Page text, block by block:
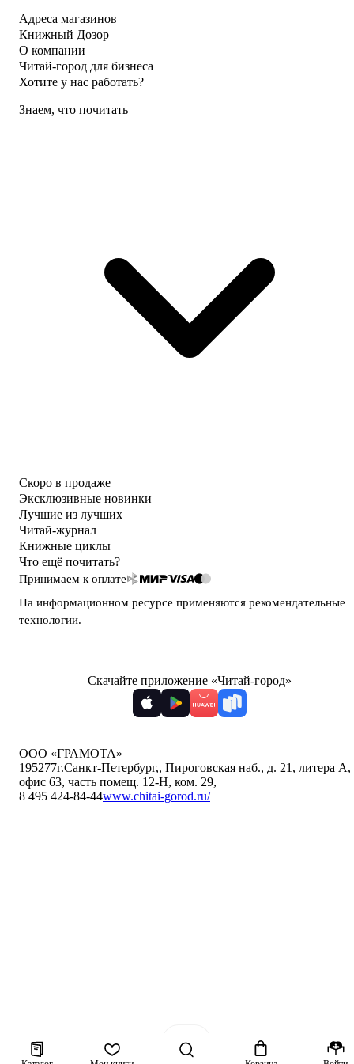
Адреса магазинов
Книжный Дозор
О компании
Читай-город для бизнеса
Хотите у нас работать?
Знаем, что почитать
Скоро в продаже
Эксклюзивные новинки
Лучшие из лучших
Читай-журнал
Книжные циклы
Что ещё почитать?
Принимаем к оплате
На информационном ресурсе применяются рекомендательные
технологии.
Скачайте приложение «Читай-город»
ООО «ГРАМОТА»
195277г.Санкт-Петербург,, Пироговская наб., д. 21, литера А,
офис 63, часть помещ. 12-Н, ком. 29,
8 495 424-84-44www.chitai-gorod.ru/